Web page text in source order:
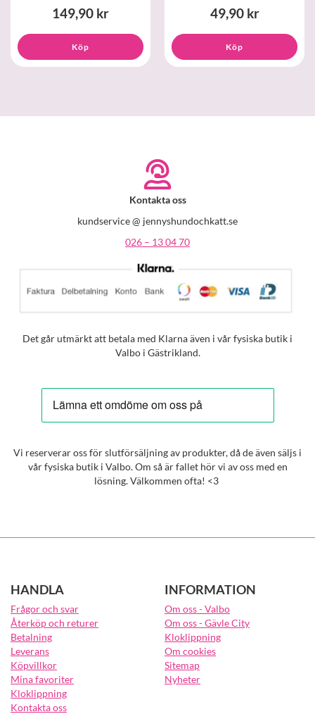
149,90 kr
Köp
49,90 kr
Köp
Kontakta oss
kundservice @ jennyshundochkatt.se
026 – 13 04 70
Det går utmärkt att betala med Klarna även i vår fysiska butik i
Valbo i Gästrikland.
Vi reserverar oss för slutförsäljning av produkter, då de även säljs i
vår fysiska butik i Valbo. Om så är fallet hör vi av oss med en
lösning. Välkommen ofta! <3
HANDLA
Frågor och svar
Återköp och returer
Betalning
Leverans
Köpvillkor
Mina favoriter
Kloklippning
Kontakta oss
INFORMATION
Om oss - Valbo
Om oss - Gävle City
Kloklippning
Om cookies
Sitemap
Nyheter